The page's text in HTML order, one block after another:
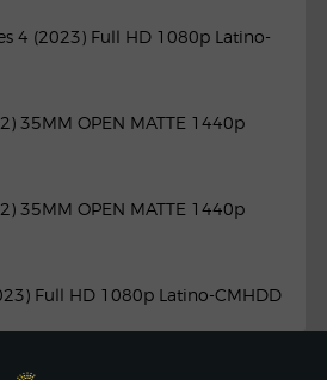
4 (2023) Full HD 1080p Latino-
35MM OPEN MATTE 1440p
35MM OPEN MATTE 1440p
Full HD 1080p Latino-CMHDD